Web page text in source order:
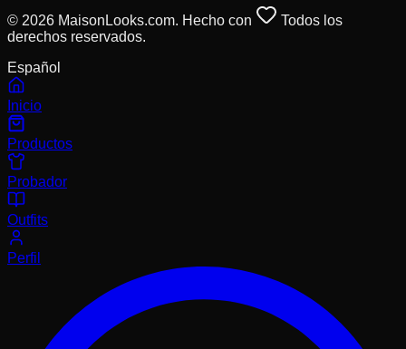
© 2026 MaisonLooks.com. Hecho con
Todos los
derechos reservados.
Español
Inicio
Productos
Probador
Outfits
Perfil